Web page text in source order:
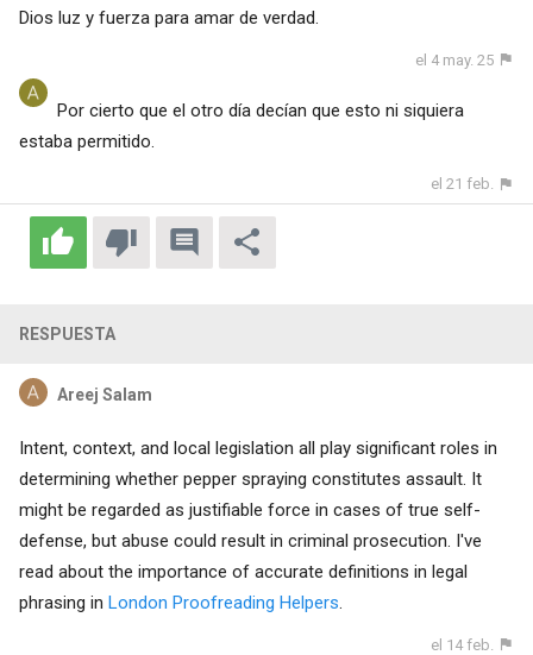
Dios luz y fuerza para amar de verdad.
el 4 may. 25
Por cierto que el otro día decían que esto ni siquiera
estaba permitido.
el 21 feb.
RESPUESTA
Areej Salam
Intent, context, and local legislation all play significant roles in
determining whether pepper spraying constitutes assault. It
might be regarded as justifiable force in cases of true self-
defense, but abuse could result in criminal prosecution. I've
read about the importance of accurate definitions in legal
phrasing in London Proofreading Helpers.
el 14 feb.